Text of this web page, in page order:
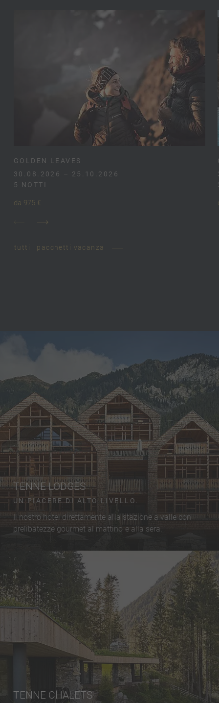
GOLDEN LEAVES
30.08.2026 – 25.10.2026
5 NOTTI
da 975 €
tutti i pacchetti vacanza
TENNE LODGES
UN PIACERE DI ALTO LIVELLO.
Il nostro hotel direttamente alla stazione a valle con
prelibatezze gourmet al mattino e alla sera.
TENNE CHALETS